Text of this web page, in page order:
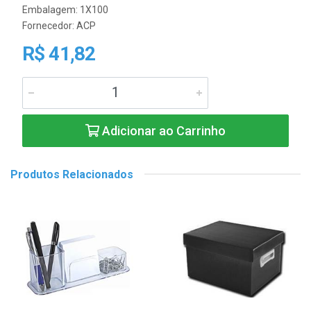
Embalagem: 1X100
Fornecedor: ACP
R$ 41,82
Adicionar ao Carrinho
Produtos Relacionados